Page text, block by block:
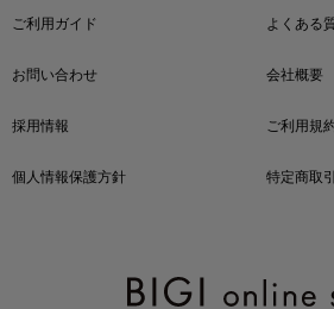
ご利用ガイド よくある
お問い合わせ 会社概要
採用情報 ご利用規
個人情報保護方針 特定商取